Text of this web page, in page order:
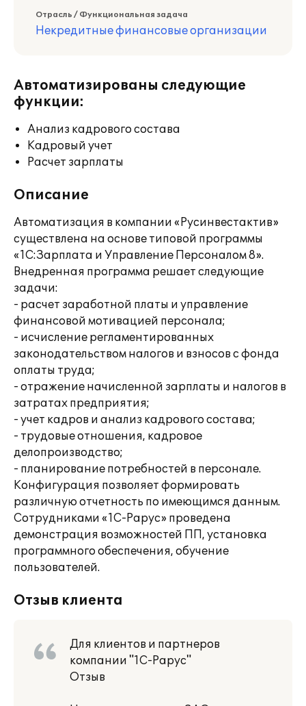
Отрасль / Функциональная задача
Некредитные финансовые организации
Автоматизированы следующие
функции:
Анализ кадрового состава
Кадровый учет
Расчет зарплаты
Описание
Автоматизация в компании «Русинвестактив»
существлена на основе типовой программы
«1С:Зарплата и Управление Персоналом 8».
Внедренная программа решает следующие
задачи:
- расчет заработной платы и управление
финансовой мотивацией персонала;
- исчисление регламентированных
законодательством налогов и взносов с фонда
оплаты труда;
- отражение начисленной зарплаты и налогов в
затратах предприятия;
- учет кадров и анализ кадрового состава;
- трудовые отношения, кадровое
делопроизводство;
- планирование потребностей в персонале.
Конфигурация позволяет формировать
различную отчетность по имеющимся данным.
Сотрудниками «1С-Рарус» проведена
демонстрация возможностей ПП, установка
программного обеспечения, обучение
пользователей.
Отзыв клиента
Для клиентов и партнеров
компании "1С-Рарус"
Отзыв